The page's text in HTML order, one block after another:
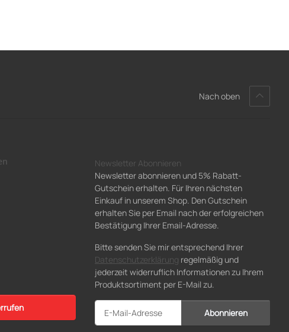
Nach oben
Newsletter Abonnieren
Newsletter abonnieren und 5% Rabatt-
Gutschein erhalten. Für Ihren nächsten
Einkauf in unserem Shop. Den Gutschein
erhalten Sie per Email nach der erfolgreichen
Bestätigung Ihrer Email-Adresse.
Bitte senden Sie mir entsprechend Ihrer
Datenschutzerklärung regelmäßig und
jederzeit widerruflich Informationen zu Ihrem
Produktsortiment per E-Mail zu.
Abonnieren